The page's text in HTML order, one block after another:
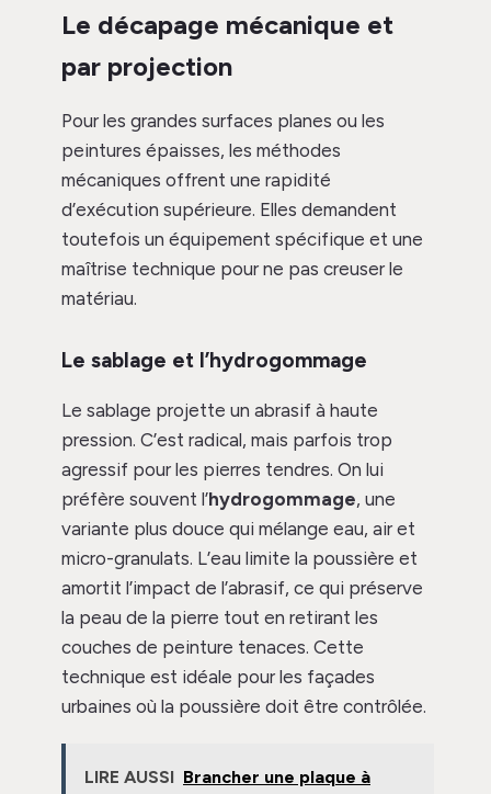
Le décapage mécanique et
par projection
Pour les grandes surfaces planes ou les
peintures épaisses, les méthodes
mécaniques offrent une rapidité
d’exécution supérieure. Elles demandent
toutefois un équipement spécifique et une
maîtrise technique pour ne pas creuser le
matériau.
Le sablage et l’hydrogommage
Le sablage projette un abrasif à haute
pression. C’est radical, mais parfois trop
agressif pour les pierres tendres. On lui
préfère souvent l’hydrogommage, une
variante plus douce qui mélange eau, air et
micro-granulats. L’eau limite la poussière et
amortit l’impact de l’abrasif, ce qui préserve
la peau de la pierre tout en retirant les
couches de peinture tenaces. Cette
technique est idéale pour les façades
urbaines où la poussière doit être contrôlée.
LIRE AUSSI Brancher une plaque à